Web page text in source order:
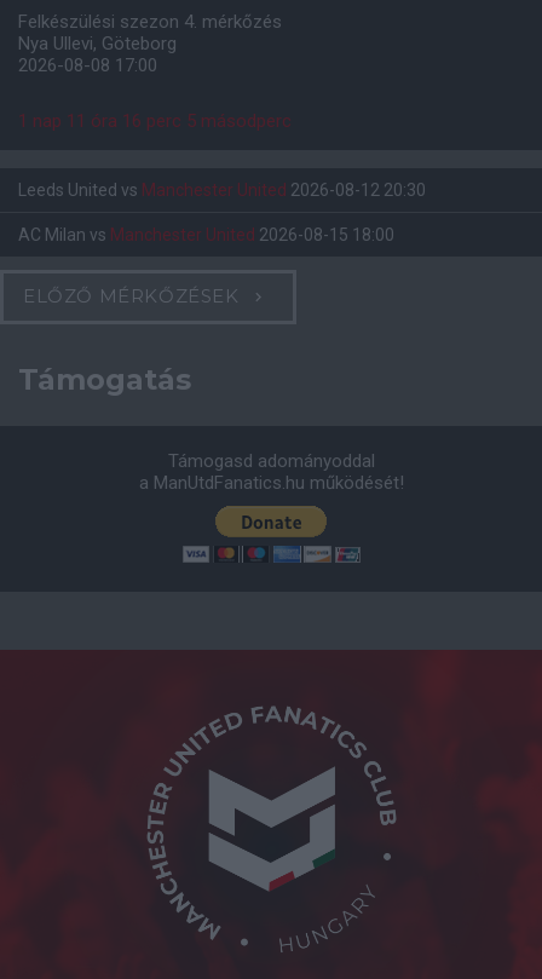
Felkészülési szezon 4. mérkőzés
Nya Ullevi, Göteborg
2026-08-08 17:00
1 nap 11 óra 16 perc 4 másodperc
Leeds United vs Manchester United 2026-08-12 20:30
AC Milan vs Manchester United 2026-08-15 18:00
ELŐZŐ MÉRKŐZÉSEK
Támogatás
Támogasd adományoddal
a ManUtdFanatics.hu működését!